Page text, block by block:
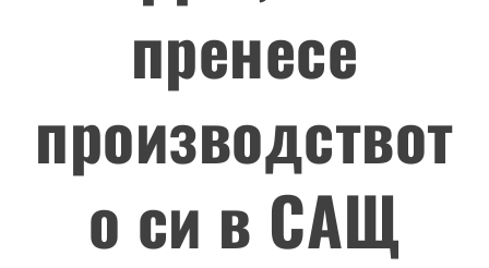
пренесе
производствот
о си в САЩ